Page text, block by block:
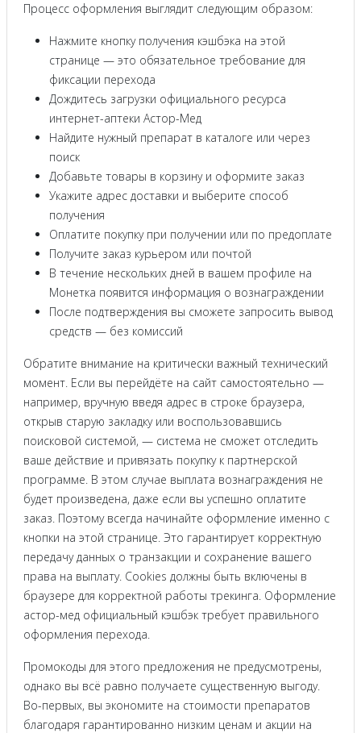
Процесс оформления выглядит следующим образом:
Нажмите кнопку получения кэшбэка на этой
странице — это обязательное требование для
фиксации перехода
Дождитесь загрузки официального ресурса
интернет-аптеки Астор-Мед
Найдите нужный препарат в каталоге или через
поиск
Добавьте товары в корзину и оформите заказ
Укажите адрес доставки и выберите способ
получения
Оплатите покупку при получении или по предоплате
Получите заказ курьером или почтой
В течение нескольких дней в вашем профиле на
Монетка появится информация о вознаграждении
После подтверждения вы сможете запросить вывод
средств — без комиссий
Обратите внимание на критически важный технический
момент. Если вы перейдёте на сайт самостоятельно —
например, вручную введя адрес в строке браузера,
открыв старую закладку или воспользовавшись
поисковой системой, — система не сможет отследить
ваше действие и привязать покупку к партнерской
программе. В этом случае выплата вознаграждения не
будет произведена, даже если вы успешно оплатите
заказ. Поэтому всегда начинайте оформление именно с
кнопки на этой странице. Это гарантирует корректную
передачу данных о транзакции и сохранение вашего
права на выплату. Cookies должны быть включены в
браузере для корректной работы трекинга. Оформление
астор-мед официальный кэшбэк требует правильного
оформления перехода.
Промокоды для этого предложения не предусмотрены,
однако вы всё равно получаете существенную выгоду.
Во-первых, вы экономите на стоимости препаратов
благодаря гарантированно низким ценам и акции на